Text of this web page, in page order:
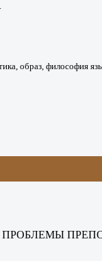
образ, философия
ПРОБЛЕМЫ